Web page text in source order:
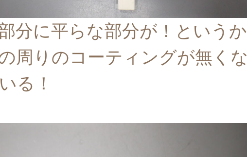
分に平らな部分が！というか
周りのコーティングが無くな
る！